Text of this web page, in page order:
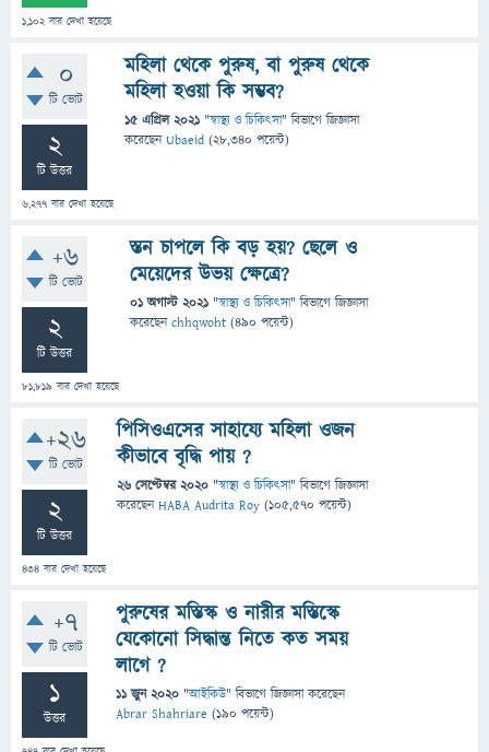
1,102বার দেখা হয়েছে
0
টি ভোট
2
টি উত্তর
6,277 বার দেখা হয়েছে
মহিলা থেকে পুরুষ, বা পুরুষ থেকে
মহিলা হওয়া কি সম্ভব?
15 এপ্রিল 2021 "স্বাস্থ্য ও চিকিৎসা" বিভাগে জিজ্ঞাসা
করেছেনUbaeid (28,340 পয়েন্ট)
+6
টি ভোট
2
টি উত্তর
81,819 বার দেখা হয়েছে
স্তন চাপলে কি বড় হয়? ছেলে ও
মেয়েদের উভয় ক্ষেত্রে?
01 অগাস্ট 2021 "স্বাস্থ্য ও চিকিৎসা" বিভাগে জিজ্ঞাসা
করেছেনchhqwoht (490 পয়েন্ট)
+26
টি ভোট
2
টি উত্তর
434 বার দেখা হয়েছে
পিসিওএসের সাহায্যে মহিলা ওজন
কীভাবে বৃদ্ধি পায় ?
26 সেপ্টেম্বর 2020 "স্বাস্থ্য ও চিকিৎসা" বিভাগে জিজ্ঞাসা
করেছেনHABA Audrita Roy (105,570 পয়েন্ট)
+7
টি ভোট
1
উত্তর
পুরুষের মস্তিস্ক ও নারীর মস্তিস্কে
যেকোনো সিদ্ধান্ত নিতে কত সময়
লাগে ?
11 জুন 2020 "আইকিউ" বিভাগে জিজ্ঞাসাকরেছেন
Abrar Shahriare (190 পয়েন্ট)